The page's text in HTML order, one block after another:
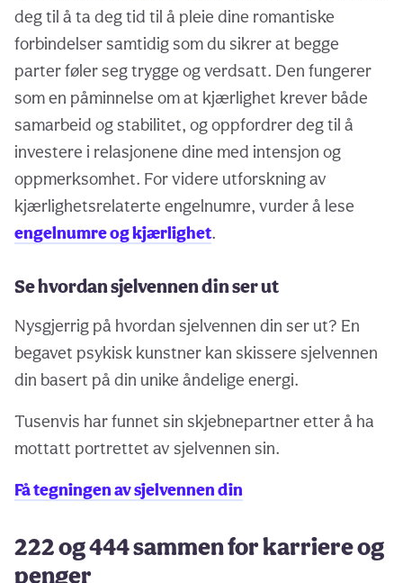
deg til å ta deg tid til å pleie dine romantiske
forbindelser samtidig som du sikrer at begge
parter føler seg trygge og verdsatt. Den fungerer
som en påminnelse om at kjærlighet krever både
samarbeid og stabilitet, og oppfordrer deg til å
investere i relasjonene dine med intensjon og
oppmerksomhet. For videre utforskning av
kjærlighetsrelaterte engelnumre, vurder å lese
engelnumre og kjærlighet.
Se hvordan sjelvennen din ser ut
Nysgjerrig på hvordan sjelvennen din ser ut? En
begavet psykisk kunstner kan skissere sjelvennen
din basert på din unike åndelige energi.
Tusenvis har funnet sin skjebnepartner etter å ha
mottatt portrettet av sjelvennen sin.
Få tegningen av sjelvennen din
222 og 444 sammen for karriere og
penger